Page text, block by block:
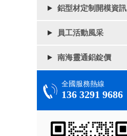
鋁型材定制開模資訊
員工活動風采
南海靈通鋁錠價
全國服務熱線
136 3291 9686